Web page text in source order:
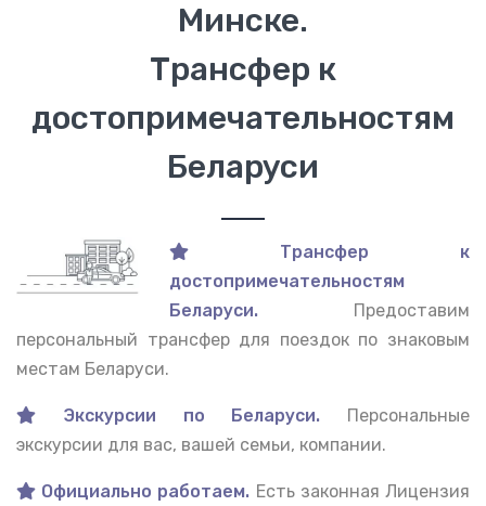
Минске.
Трансфер к
достопримечательностям
Беларуси
Трансфер к
достопримечательностям
Беларуси.
Предоставим
персональный трансфер для поездок по знаковым
местам Беларуси.
Экскурсии по Беларуси.
Персональные
экскурсии для вас, вашей семьи, компании.
Официально работаем. Есть законная Лицензия